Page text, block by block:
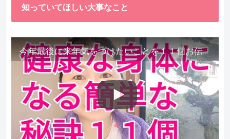
知っていてほしい大事なこと
今年最後に来年気をつけたいことを１１個お伝えします。